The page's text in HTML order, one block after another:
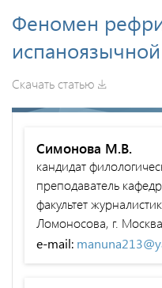
Феномен
Скачать статью
Симонова М.В.
кандидат
преподаватель
факультет
Ломоносова, г.
e-mail: